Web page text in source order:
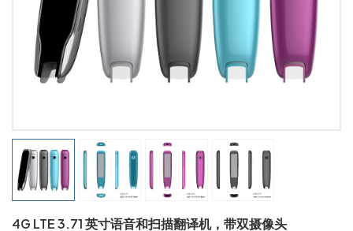
4G LTE 3.71 英寸语音和扫描翻译机，带双摄像头